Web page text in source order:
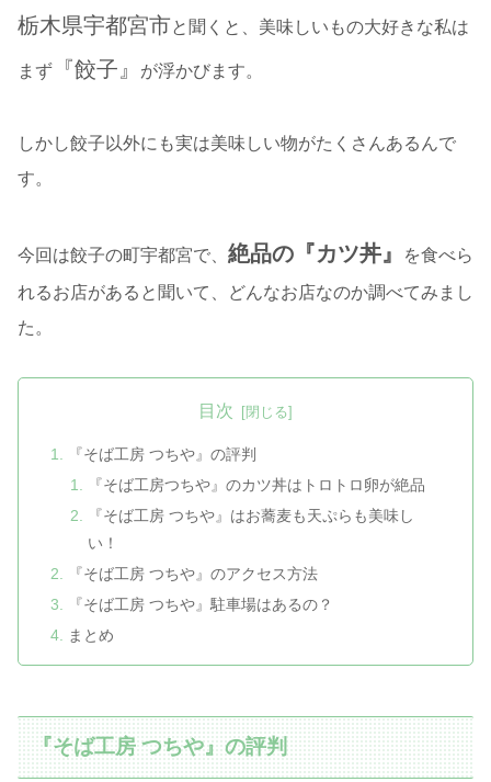
栃木県宇都宮市と聞くと、美味しいもの大好きな私は
まず 『餃子』 が浮かびます。
しかし餃子以外にも実は美味しい物がたくさんあるんで
す。
今回は餃子の町宇都宮で、 絶品の『カツ丼』
を食べら
れるお店があると聞いて、どんなお店なのか調べてみまし
た。
目次
『そば工房 つちや』の評判
『そば工房つちや』のカツ丼はトロトロ卵が絶品
『そば工房 つちや』はお蕎麦も天ぷらも美味し
い！
『そば工房 つちや』のアクセス方法
『そば工房 つちや』駐車場はあるの？
まとめ
『そば工房 つちや』の評判